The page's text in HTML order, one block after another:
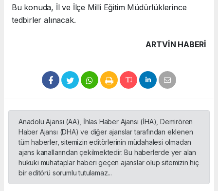
Bu konuda, İl ve İlçe Milli Eğitim Müdürlüklerince
tedbirler alınacak.
ARTVIN HABERİ
Anadolu Ajansı (AA), İhlas Haber Ajansı (İHA), Demirören
Haber Ajansı (DHA) ve diğer ajanslar tarafından eklenen
tüm haberler, sitemizin editörlerinin müdahalesi olmadan
ajans kanallarından çekilmektedir. Bu haberlerde yer alan
hukuki muhataplar haberi geçen ajanslar olup sitemizin hiç
bir editörü sorumlu tutulamaz...